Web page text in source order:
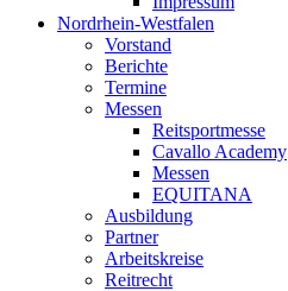
Nordrhein-Westfalen
Vorstand
Berichte
Termine
Messen
Reitsportmesse
Cavallo Academy
Messen
EQUITANA
Ausbildung
Partner
Arbeitskreise
Reitrecht